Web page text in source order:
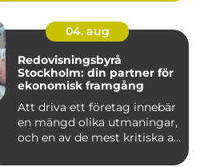
04. aug
Redovisningsbyrå
Stockholm: din partner för
ekonomisk framgång
Att driva ett företag innebär
en mängd olika utmaningar,
och en av de mest kritiska a...